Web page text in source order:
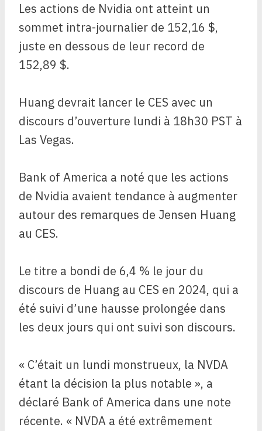
Les actions de Nvidia ont atteint un
sommet intra-journalier de 152,16 $,
juste en dessous de leur record de
152,89 $.
Huang devrait lancer le CES avec un
discours d’ouverture lundi à 18h30 PST à
Las Vegas.
Bank of America a noté que les actions
de Nvidia avaient tendance à augmenter
autour des remarques de Jensen Huang
au CES.
Le titre a bondi de 6,4 % le jour du
discours de Huang au CES en 2024, qui a
été suivi d’une hausse prolongée dans
les deux jours qui ont suivi son discours.
« C’était un lundi monstrueux, la NVDA
étant la décision la plus notable », a
déclaré Bank of America dans une note
récente. « NVDA a été extrêmement